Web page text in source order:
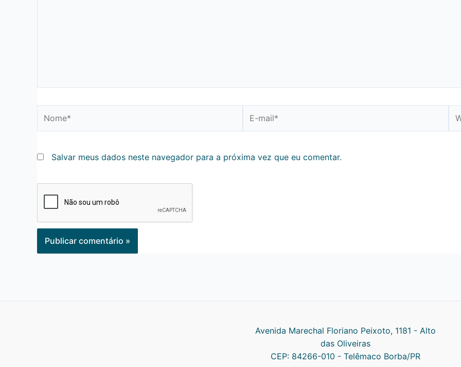
mail*
Salvar meus dados neste navegador para a próxima vez que eu comentar.
Avenida Marechal Floriano Peixoto, 1181 - Alto
das Oliveiras
CEP: 84266-010 - Telêmaco Borba/PR